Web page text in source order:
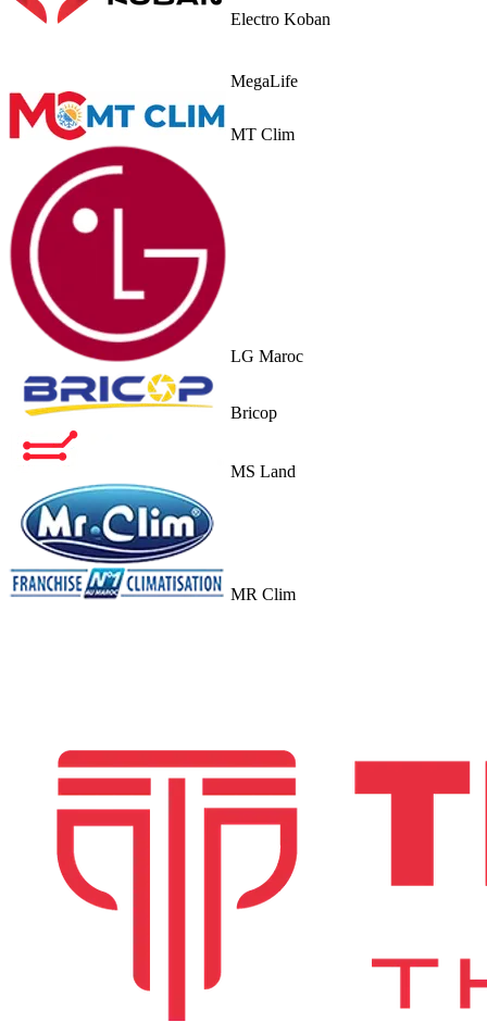
Electro Koban
MegaLife
MT Clim
LG Maroc
Bricop
MS Land
MR Clim